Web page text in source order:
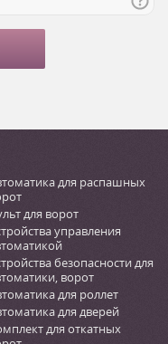
для распашных
для ворот
управления
безопасности для
ворот
для роллет
для дверей
для откатных